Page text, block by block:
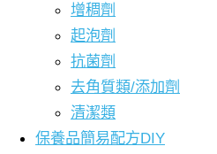
增稠劑
起泡劑
抗菌劑
去角質類/添加劑
清潔類
保養品簡易配方DIY